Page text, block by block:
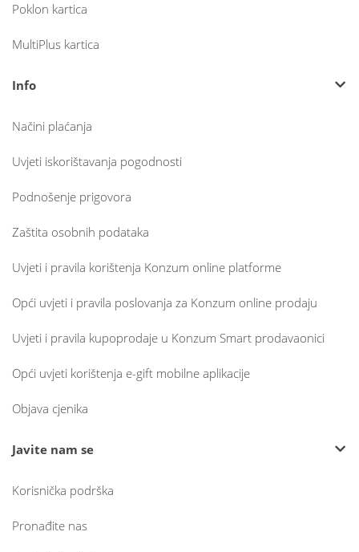
Poklon kartica
MultiPlus kartica
Info
Načini plaćanja
Uvjeti iskorištavanja pogodnosti
Podnošenje prigovora
Zaštita osobnih podataka
Uvjeti i pravila korištenja Konzum online platforme
Opći uvjeti i pravila poslovanja za Konzum online prodaju
Uvjeti i pravila kupoprodaje u Konzum Smart prodavaonici
Opći uvjeti korištenja e-gift mobilne aplikacije
Objava cjenika
Javite nam se
Korisnička podrška
Pronađite nas